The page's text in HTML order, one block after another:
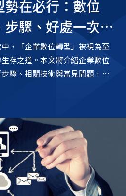
在必行：數位
驟、好處一次
，「企業數位轉型」被視為至
存之道。本文將介紹企業數位
驟、相關技術與常見問題，開